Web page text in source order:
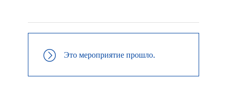
Это мероприятие прошло.